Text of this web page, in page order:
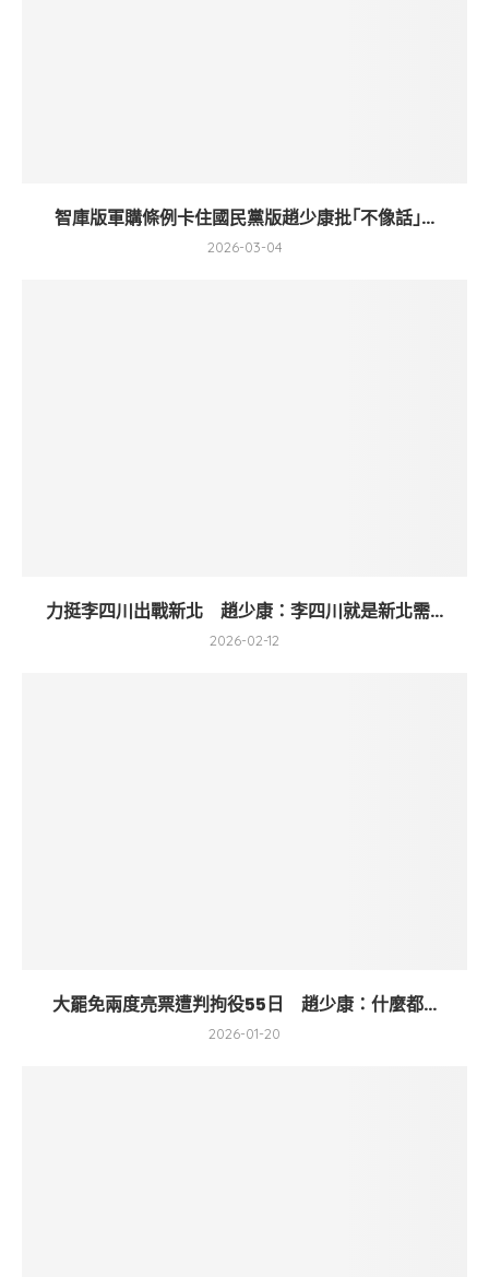
智庫版軍購條例卡住國民黨版趙少康批｢不像話｣...
2026-03-04
力挺李四川出戰新北 趙少康：李四川就是新北需...
2026-02-12
大罷免兩度亮票遭判拘役55日 趙少康：什麼都...
2026-01-20